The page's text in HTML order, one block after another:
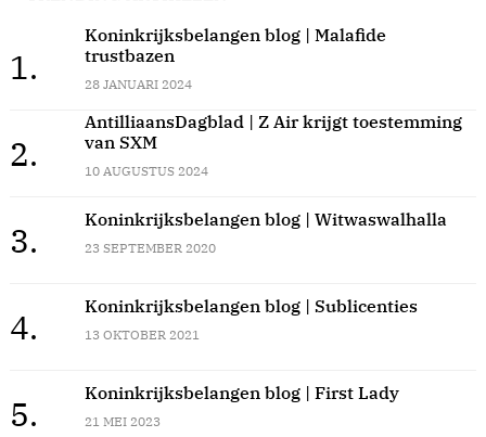
1.
Koninkrijksbelangen blog | Malafide
trustbazen
28 JANUARI 2024
2.
AntilliaansDagblad | Z Air krijgt toestemming
van SXM
10 AUGUSTUS 2024
3.
Koninkrijksbelangen blog | Witwaswalhalla
23 SEPTEMBER 2020
4.
Koninkrijksbelangen blog | Sublicenties
13 OKTOBER 2021
5.
Koninkrijksbelangen blog | First Lady
21 MEI 2023